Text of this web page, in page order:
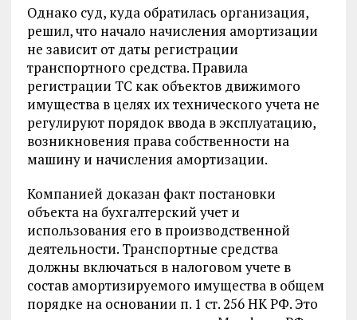
Однако суд, куда обратилась организация,
решил, что начало начисления амортизации
не зависит от даты регистрации
транспортного средства. Правила
регистрации ТС как объектов движимого
имущества в целях их технического учета не
регулируют порядок ввода в эксплуатацию,
возникновения права собственности на
машину и начисления амортизации.
Компанией доказан факт постановки
объекта на бухгалтерский учет и
использования его в производственной
деятельности. Транспортные средства
должны включаться в налоговом учете в
состав амортизируемого имущества в общем
порядке на основании п. 1 ст. 256 НК РФ. Это